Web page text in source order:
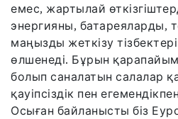
емес, жартылай
энергияны, батареяларды,
маңызды жеткізу
өлшенеді. Бұрын
болып саналатын салалар
қауіпсіздік пен
Осыған байланысты біз